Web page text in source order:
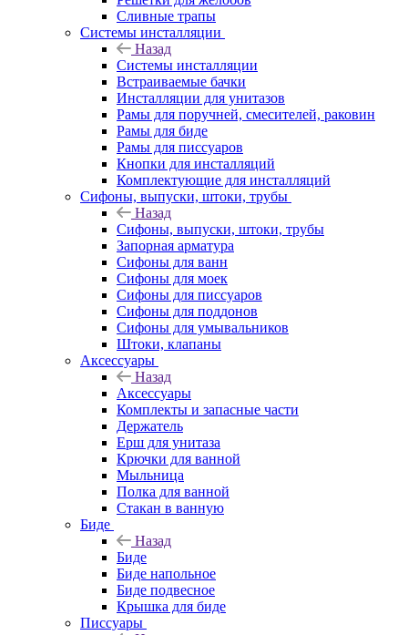
Сливные трапы
Системы инсталляции
Назад
Системы инсталляции
Встраиваемые бачки
Инсталляции для унитазов
Рамы для поручней, смесителей, раковин
Рамы для биде
Рамы для писсуаров
Кнопки для инсталляций
Комплектующие для инсталляций
Сифоны, выпуски, штоки, трубы
Назад
Сифоны, выпуски, штоки, трубы
Запорная арматура
Сифоны для ванн
Сифоны для моек
Сифоны для писсуаров
Сифоны для поддонов
Сифоны для умывальников
Штоки, клапаны
Аксессуары
Назад
Аксессуары
Комплекты и запасные части
Держатель
Ерш для унитаза
Крючки для ванной
Мыльница
Полка для ванной
Стакан в ванную
Биде
Назад
Биде
Биде напольное
Биде подвесное
Крышка для биде
Писсуары